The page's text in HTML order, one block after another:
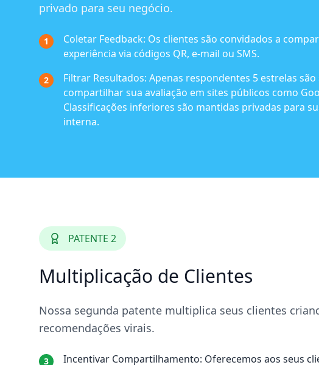
privado para seu negócio.
1 Coletar Feedback: Os clientes são convidados a
experiência via códigos QR, e-mail ou SMS.
2 Filtrar Resultados: Apenas respondentes 5 estrelas
compartilhar sua avaliação em sites públicos como
Classificações inferiores são mantidas privadas para
interna.
PATENTE 2
Multiplicação de Clientes
Nossa segunda patente multiplica seus clientes
recomendações virais.
3 Incentivar Compartilhamento: Oferecemos aos seus